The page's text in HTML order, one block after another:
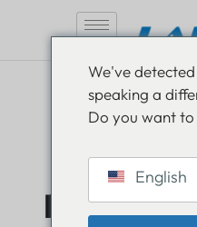
B004
We've
speaking a
Do you want
English